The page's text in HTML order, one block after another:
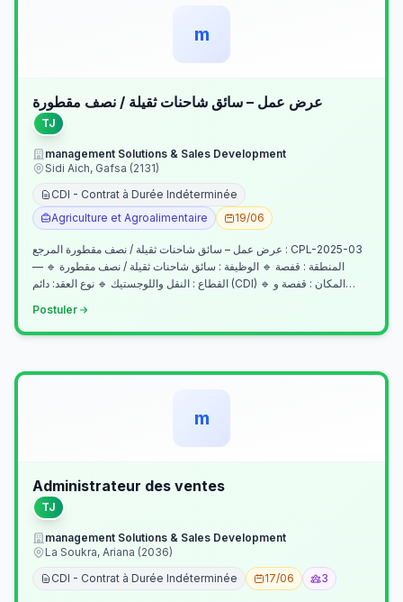
m
عرض عمل – سائق شاحنات ثقيلة / نصف مقطورة
TJ
management Solutions & Sales Development
Sidi Aich, Gafsa (2131)
CDI - Contrat à Durée Indéterminée
Agriculture et Agroalimentaire
19/06
عرض عمل – سائق شاحنات ثقيلة / نصف مقطورة المرجع : CPL-2025-03
— المنطقة : قفصة 🔹 الوظيفة : سائق شاحنات ثقيلة / نصف مقطورة 🔹
القطاع : النقل واللوجستيك 🔹 نوع العقد: دائم (CDI) 🔹 المكان : قفصة و…
Postuler
m
Administrateur des ventes
TJ
management Solutions & Sales Development
La Soukra, Ariana (2036)
CDI - Contrat à Durée Indéterminée
17/06 3